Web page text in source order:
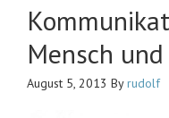
Mensch
August 5, 2013 Byrudolf